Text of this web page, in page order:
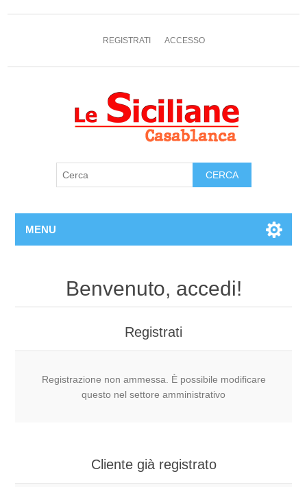
REGISTRATI ACCESSO
MENU
Benvenuto, accedi!
Registrati
Registrazione non ammessa. È possibile modificare
questo nel settore amministrativo
Cliente già registrato